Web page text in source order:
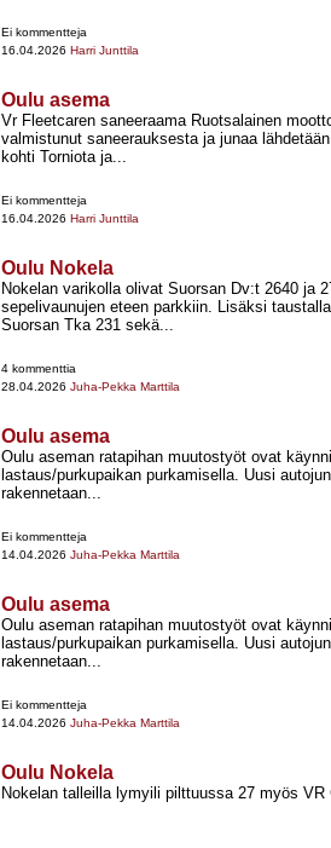
Ei kommentteja
16.04.2026 Harri Junttila
Oulu asema
Vr Fleetcaren saneeraama Ruotsalainen
valmistunut saneerauksesta ja junaa
kohti Torniota ja...
Ei kommentteja
16.04.2026 Harri Junttila
Oulu Nokela
Nokelan varikolla olivat Suorsan Dv:t 2640 ja
sepelivaunujen eteen parkkiin. Lisäksi
Suorsan Tka 231 sekä...
4 kommenttia
28.04.2026 Juha-Pekka Marttila
Oulu asema
Oulu aseman ratapihan muutostyöt ovat
lastaus/purkupaikan purkamisella. Uusi
rakennetaan...
Ei kommentteja
14.04.2026 Juha-Pekka Marttila
Oulu asema
Oulu aseman ratapihan muutostyöt ovat
lastaus/purkupaikan purkamisella. Uusi
rakennetaan...
Ei kommentteja
14.04.2026 Juha-Pekka Marttila
Oulu Nokela
Nokelan talleilla lymyili pilttuussa 27 myös VR